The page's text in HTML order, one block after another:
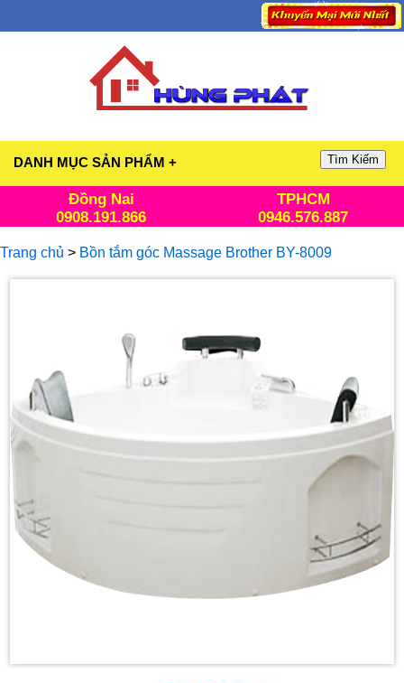
DANH MỤC SẢN PHẨM + Tìm Kiếm
Đồng Nai
0908.191.866
TPHCM
0946.576.887
Trang chủ > Bồn tắm góc Massage Brother BY-8009